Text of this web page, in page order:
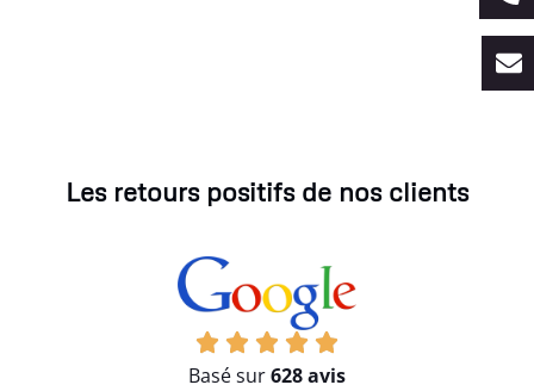
Les retours positifs de nos clients
Basé sur628 avis